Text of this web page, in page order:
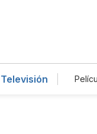
Televisión